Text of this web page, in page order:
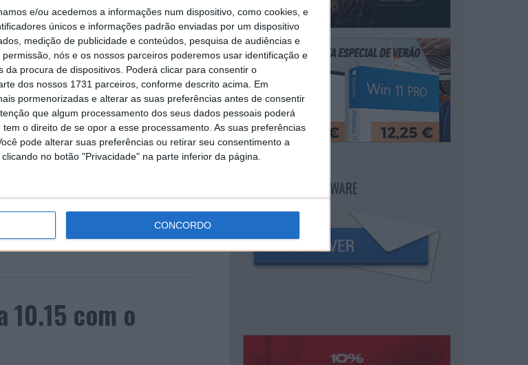
e/ou acedemos a informações num dispositivo, como cookies, e
únicos e informações padrão enviadas por um dispositivo
medição de publicidade e conteúdos, pesquisa de audiências e
permissão, nós e os nossos parceiros poderemos usar identificação e
da procura de dispositivos. Poderá clicar para consentir o
dos nossos 1731 parceiros, conforme descrito acima. Em
pormenorizadas e alterar as suas preferências antes de consentir
que algum processamento dos seus dados pessoais poderá
o direito de se opor a esse processamento. As suas preferências
pode alterar suas preferências ou retirar seu consentimento a
no botão "Privacidade" na parte inferior da página.
CONCORDO
10.15 com o
NEWSLETTER PPLWARE